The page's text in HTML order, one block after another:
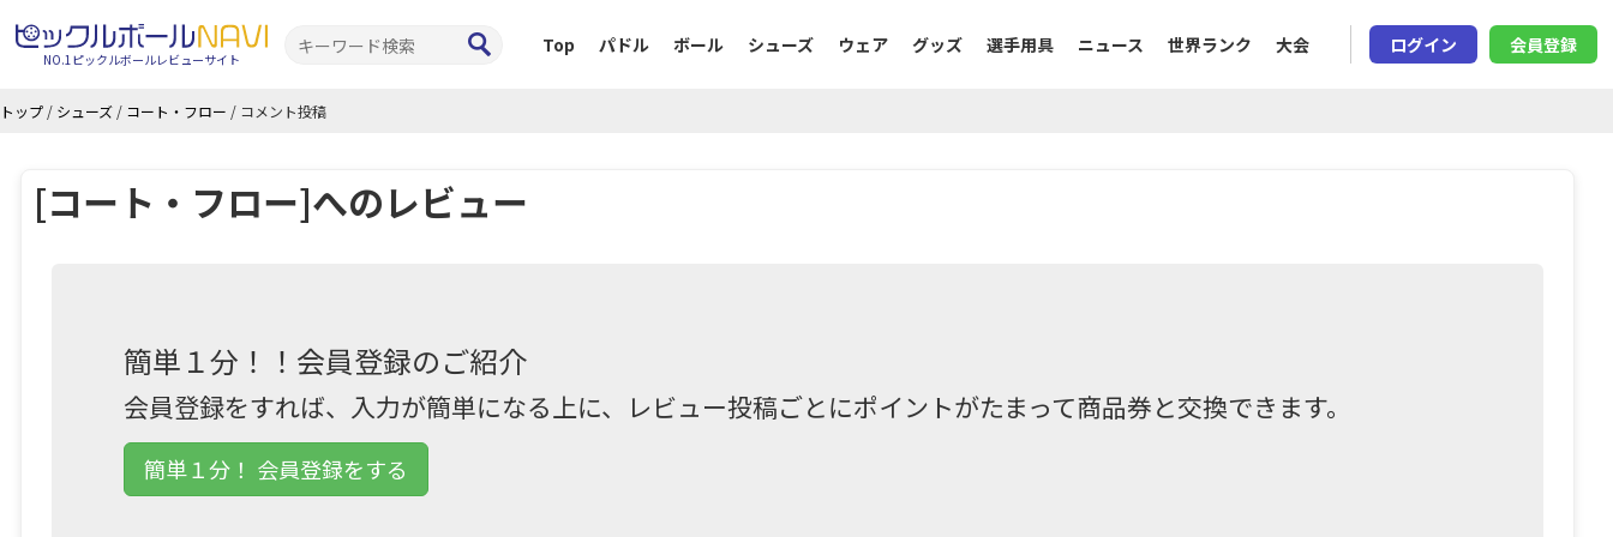
NO.1ピックルボールレビューサイト
Top パドル ボール シューズ ウェア グッズ 選手用具 ニュース 世界ランク 大会 ログイン 会員登録
トップ / シューズ / コート・フロー / コメント投稿
[コート・フロー]へのレビュー
簡単１分！！会員登録のご紹介
会員登録をすれば、入力が簡単になる上に、レビュー投稿ごとにポイントがたまって商品券と交換できます。
簡単１分！ 会員登録をする